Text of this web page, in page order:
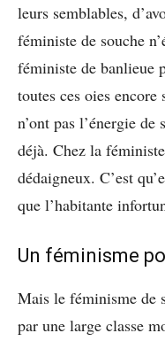
leurs semblables,
féministe de souche
féministe de banlieue
toutes ces oies
n’ont pas l’énergie
déjà. Chez la
dédaigneux. C’est
que l’habitante
Un féminisme
Mais le féminisme de
par une large classe